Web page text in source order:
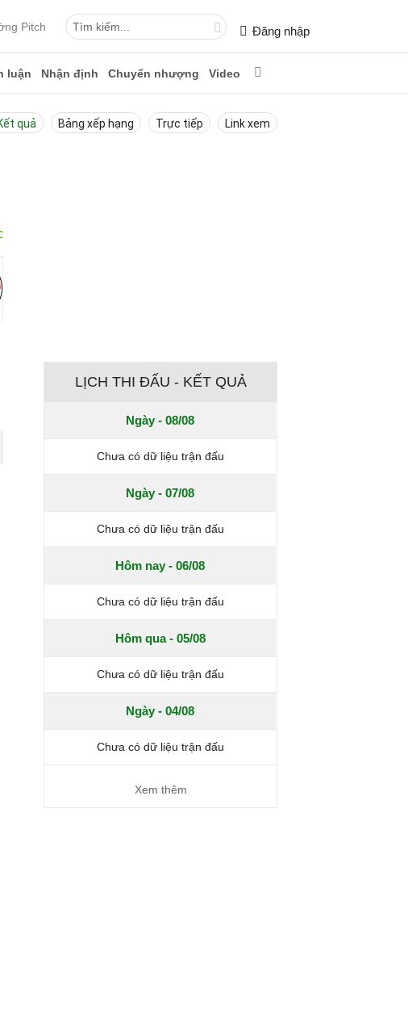
Pitch Đăng nhập
luận Nhận định Chuyển nhượng Video
quả Bảng xếp hạng Trực tiếp Link xem
LỊCH THI ĐẤU - KẾT QUẢ
Ngày - 08/08
Chưa có dữ liệu trận đấu
Ngày - 07/08
Chưa có dữ liệu trận đấu
Hôm nay - 06/08
Chưa có dữ liệu trận đấu
Hôm qua - 05/08
Chưa có dữ liệu trận đấu
Ngày - 04/08
Chưa có dữ liệu trận đấu
Xem thêm